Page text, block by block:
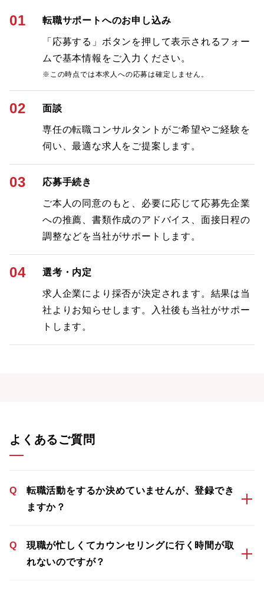
01 転職サポートへのお申し込み
「応募する」ボタンを押して表示されるフォー
ムで基本情報をご入力ください。
※この時点では本求人への応募は確定しません。
02 面談
専任の転職コンサルタントがご希望やご経験を
伺い、最適な求人をご提案します。
03 応募手続き
ご本人の同意のもと、必要に応じて応募先企業
への推薦、書類作成のアドバイス、面接日程の
調整などを当社がサポートします。
04 選考・内定
求人企業により採否が決定されます。結果は当
社よりお知らせします。入社後も当社がサポー
トします。
よくあるご質問
Q
転職活動をするか決めていませんが、登録でき
ますか？
Q
現職が忙しくてカウンセリングに行く時間が取
れないのですが？